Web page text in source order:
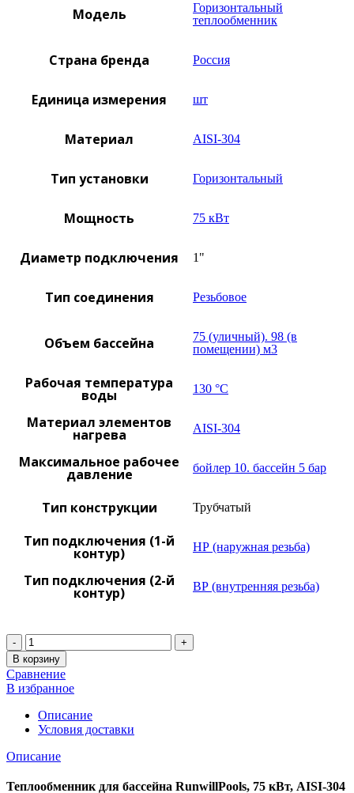
Модель
Горизонтальный
теплообменник
Страна бренда Россия
Единица измерения шт
Материал AISI-304
Тип установки Горизонтальный
Мощность 75 кВт
Диаметр подключения 1"
Тип соединения Резьбовое
Объем бассейна
75 (уличный). 98 (в
помещении) м3
Рабочая температура
воды 130 °C
Материал элементов
нагрева AISI-304
Максимальное рабочее
давление бойлер 10. бассейн 5 бар
Тип конструкции Трубчатый
Тип подключения (1-й
контур) НР (наружная резьба)
Тип подключения (2-й
контур) ВР (внутренняя резьба)
Количество
В корзину
Сравнение
В избранное
Описание
Условия доставки
Описание
Теплообменник для бассейна RunwillPools, 75 кВт, AISI-304